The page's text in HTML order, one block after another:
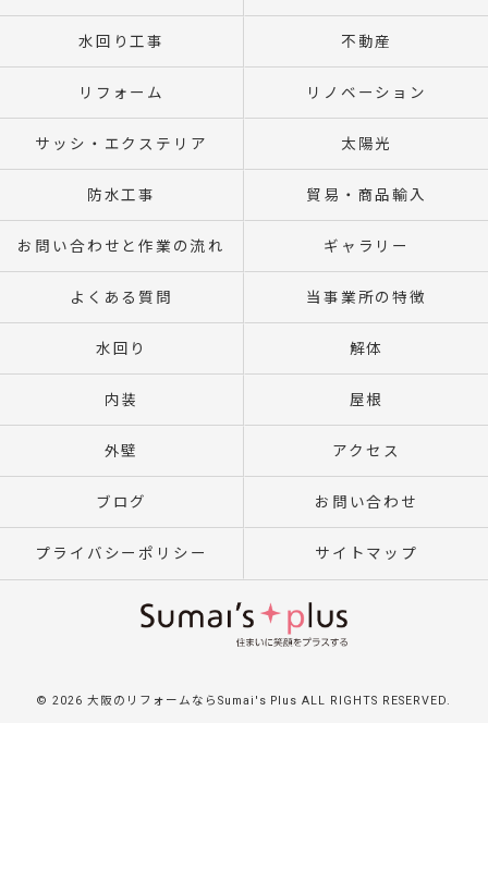
水回り工事 不動産
リフォーム リノベーション
サッシ・エクステリア 太陽光
防水工事 貿易・商品輸入
お問い合わせと作業の流れ ギャラリー
よくある質問 当事業所の特徴
水回り 解体
内装 屋根
外壁 アクセス
ブログ お問い合わせ
プライバシーポリシー サイトマップ
© 2026 大阪のリフォームならSumai's Plus ALL RIGHTS RESERVED.